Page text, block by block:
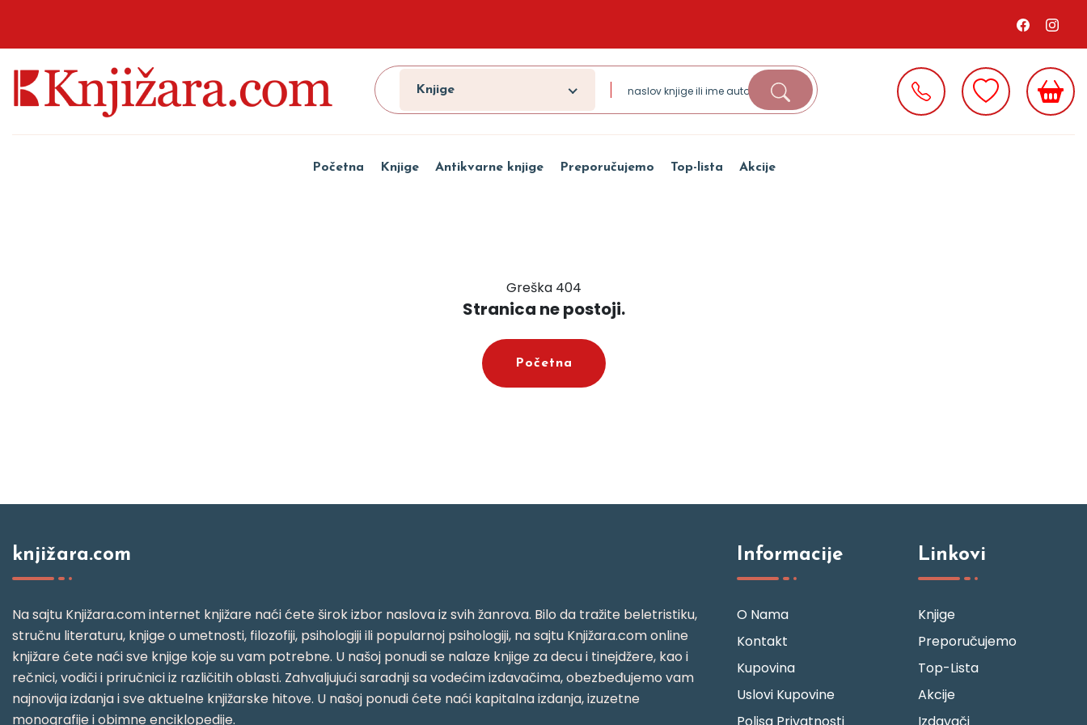
Knjige
Početna Knjige Antikvarne knjige Preporučujemo Top-lista Akcije
Greška 404
Stranica ne postoji.
Početna
knjižara.com
Na sajtu Knjižara.com internet knjižare naći ćete širok izbor naslova iz svih žanrova. Bilo da tražite beletristiku,
stručnu literaturu, knjige o umetnosti, filozofiji, psihologiji ili popularnoj psihologiji, na sajtu Knjižara.com online
knjižare ćete naći sve knjige koje su vam potrebne. U našoj ponudi se nalaze knjige za decu i tinejdžere, kao i
rečnici, vodiči i priručnici iz različitih oblasti. Zahvaljujući saradnji sa vodećim izdavačima, obezbeđujemo vam
najnovija izdanja i sve aktuelne knjižarske hitove. U našoj ponudi ćete naći kapitalna izdanja, izuzetne
monografije i obimne enciklopedije.
Informacije
O Nama
Kontakt
Kupovina
Uslovi Kupovine
Linkovi
Knjige
Preporučujemo
Top-Lista
Akcije